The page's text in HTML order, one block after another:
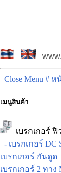
Close Menu # ห
เมนูสินค้า
เบรกเกอร์ ฟิ
- เบรกเกอร์ DC
เบรกเกอร์ กันดูด
เบรกเกอร์ 2 ทาง